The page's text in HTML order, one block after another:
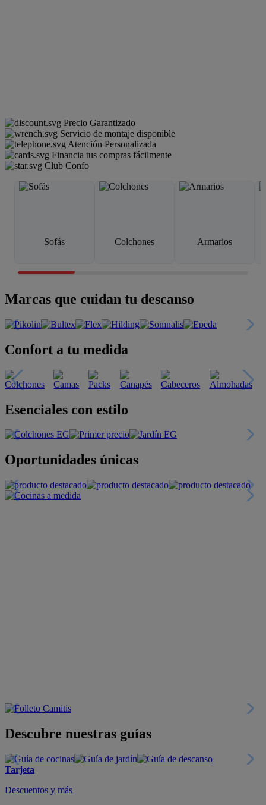
Precio Garantizado
Servicio de montaje disponible
Atención Personalizada
Financia tus compras fácilmente
Club Confo
Sofás Colchones Armarios
Marcas que cuidan tu descanso
Confort a tu medida
Esenciales con estilo
Oportunidades únicas
Descubre nuestras guías
Tarjeta
Descuentos y más